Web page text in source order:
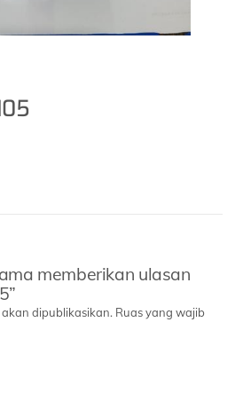
memberikan ulasan
dipublikasikan. Ruas yang wajib